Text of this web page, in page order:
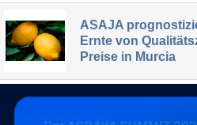
ASAJA
Ernte von
Preise in Murcia